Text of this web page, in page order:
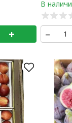
+ –